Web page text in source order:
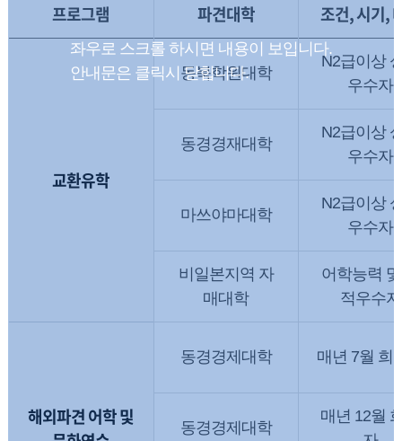
프로그램 파견대학 조건, 시기,
교환유학
동북학원대학
N2급이상
우수자
동경경재대학
N2급이상
우수자
마쓰야마대학
N2급이상
우수자
비일본지역 자
매대학
어학능력
적우수자
해외파견 어학 및
동경경제대학 매년 7월 희
동경경제대학
매년 12월